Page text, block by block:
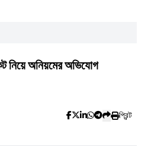
নিয়ে অনিয়মের অভিযোগ
প্রিন্ট